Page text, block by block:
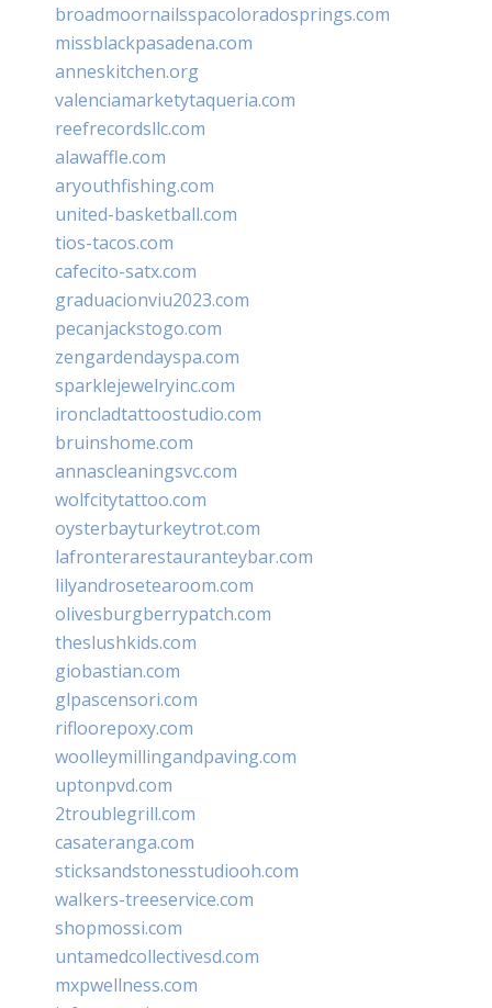
broadmoornailsspacoloradosprings.com
missblackpasadena.com
anneskitchen.org
valenciamarketytaqueria.com
reefrecordsllc.com
alawaffle.com
aryouthfishing.com
united-basketball.com
tios-tacos.com
cafecito-satx.com
graduacionviu2023.com
pecanjackstogo.com
zengardendayspa.com
sparklejewelryinc.com
ironcladtattoostudio.com
bruinshome.com
annascleaningsvc.com
wolfcitytattoo.com
oysterbayturkeytrot.com
lafronterarestauranteybar.com
lilyandrosetearoom.com
olivesburgberrypatch.com
theslushkids.com
giobastian.com
glpascensori.com
rifloorepoxy.com
woolleymillingandpaving.com
uptonpvd.com
2troublegrill.com
casateranga.com
sticksandstonesstudiooh.com
walkers-treeservice.com
shopmossi.com
untamedcollectivesd.com
mxpwellness.com